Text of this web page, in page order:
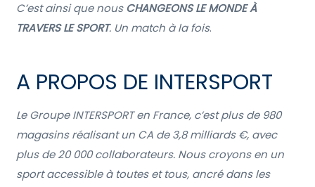
C’est ainsi que nousCHANGEONS LE MONDE À
TRAVERS LE SPORT. Un match à la fois.
A PROPOS DE INTERSPORT
Le Groupe INTERSPORT en France, c’est plus de 980
magasins réalisant un CA de 3,8 milliards €, avec
plus de 20 000 collaborateurs. Nous croyons en un
sport accessible à toutes et tous, ancré dans les